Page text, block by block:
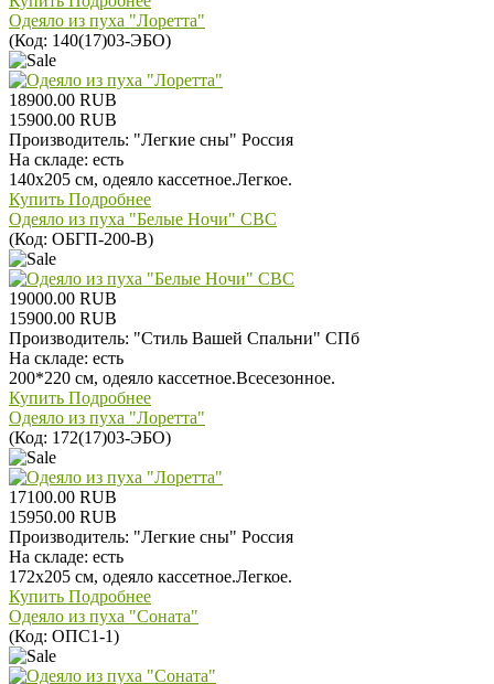
Одеяло из пуха "Лоретта"
(Код: 140(17)03-ЭБО)
18900.00 RUB
15900.00 RUB
Производитель: "Легкие сны" Россия
На складе: есть
140х205 см, одеяло кассетное.Легкое.
Купить Подробнее
Одеяло из пуха "Белые Ночи" СВС
(Код: ОБГП-200-В)
19000.00 RUB
15900.00 RUB
Производитель: "Стиль Вашей Спальни" СПб
На складе: есть
200*220 см, одеяло кассетное.Всесезонное.
Купить Подробнее
Одеяло из пуха "Лоретта"
(Код: 172(17)03-ЭБО)
17100.00 RUB
15950.00 RUB
Производитель: "Легкие сны" Россия
На складе: есть
172х205 см, одеяло кассетное.Легкое.
Купить Подробнее
Одеяло из пуха "Соната"
(Код: ОПС1-1)